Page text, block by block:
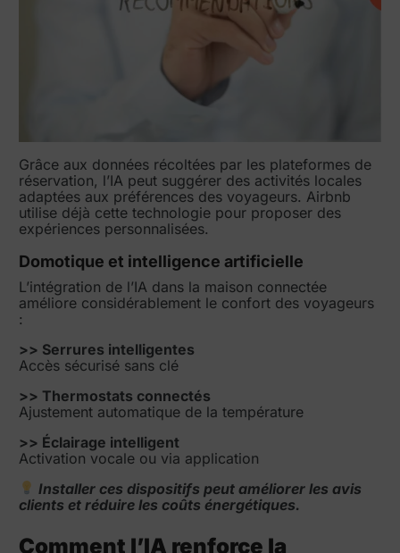
Grâce aux données récoltées par les plateformes de
réservation, l’IA peut suggérer des activités locales
adaptées aux préférences des voyageurs. Airbnb
utilise déjà cette technologie pour proposer des
expériences personnalisées.
Domotique et intelligence artificielle
L’intégration de l’IA dans la maison connectée
améliore considérablement le confort des voyageurs
:
>> Serrures intelligentes
Accès sécurisé sans clé
>> Thermostats connectés
Ajustement automatique de la température
>> Éclairage intelligent
Activation vocale ou via application
Installer ces dispositifs peut améliorer les avis
clients et réduire les coûts énergétiques.
Comment l’IA renforce la